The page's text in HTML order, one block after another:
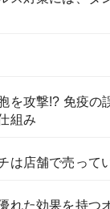
を攻撃!? 免疫の
組み
は店舗で売って
れた効果を持つ